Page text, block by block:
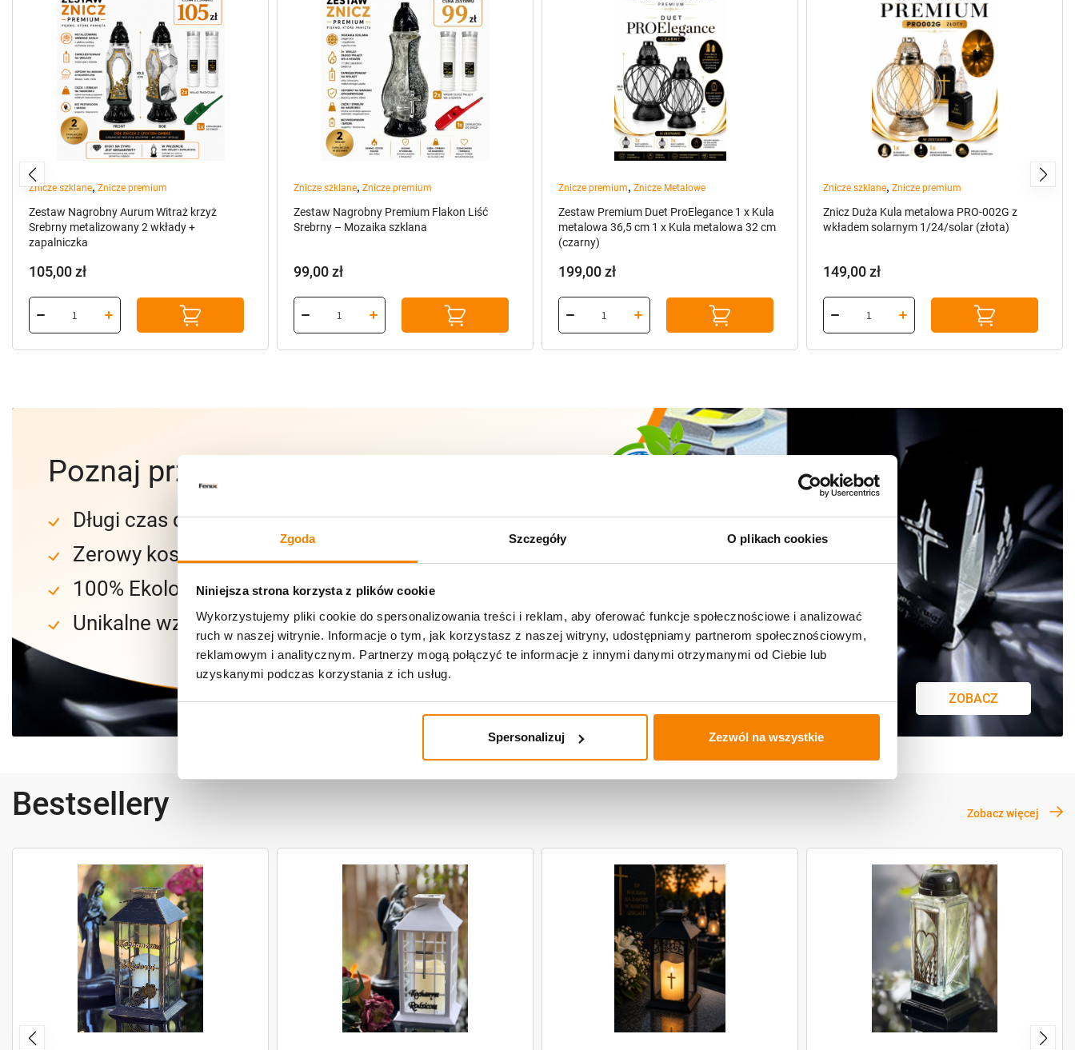
Zgoda Szczegóły O plikach cookies
Niniejsza strona korzysta z plików cookie
Wykorzystujemy pliki cookie do spersonalizowania treści i reklam, aby oferować funkcje społecznościowe i analizować
ruch w naszej witrynie. Informacje o tym, jak korzystasz z naszej witryny, udostępniamy partnerom społecznościowym,
reklamowym i analitycznym. Partnerzy mogą połączyć te informacje z innymi danymi otrzymanymi od Ciebie lub
uzyskanymi podczas korzystania z ich usług.
Spersonalizuj Zezwól na wszystkie
Znicze szklane, Znicze premium
Zestaw Nagrobny Aurum Witraż krzyż
Srebrny metalizowany 2 wkłady +
zapalniczka
105,00zł
Znicze szklane, Znicze premium
Zestaw Nagrobny Premium Flakon Liść
Srebrny – Mozaika szklana
99,00zł
Znicze premium, Znicze Metalowe
Zestaw Premium Duet ProElegance 1 x Kula
metalowa 36,5 cm 1 x Kula metalowa 32 cm
(czarny)
199,00zł
Znicze szklane, Znicze premium
Znicz Duża Kula metalowa PRO-002G z
wkładem solarnym 1/24/solar (złota)
149,00zł
Poznaj przewagę zniczy
Długi czas działania
Zerowy koszt ekslotacji
100% Ekologiczne światło
Unikalne wzornictwo
ZOBACZ
Bestsellery Zobacz więcej